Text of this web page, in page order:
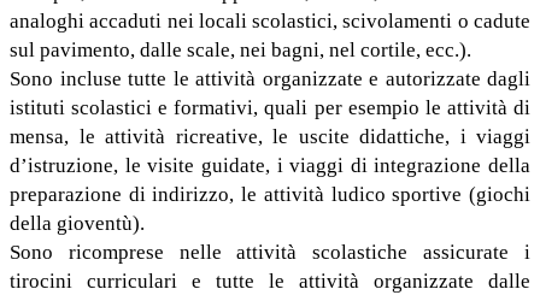
analoghi accaduti nei locali scolastici, scivolamenti o cadute
sul pavimento, dalle scale, nei bagni, nel cortile, ecc.).
Sono incluse tutte le attività organizzate e autorizzate dagli
istituti scolastici e formativi, quali per esempio le attività di
mensa, le attività ricreative, le uscite didattiche, i viaggi
d’istruzione, le visite guidate, i viaggi di integrazione della
preparazione di indirizzo, le attività ludico sportive (giochi
della gioventù).
Sono ricomprese nelle attività scolastiche assicurate i
tirocini curriculari e tutte le attività organizzate dalle